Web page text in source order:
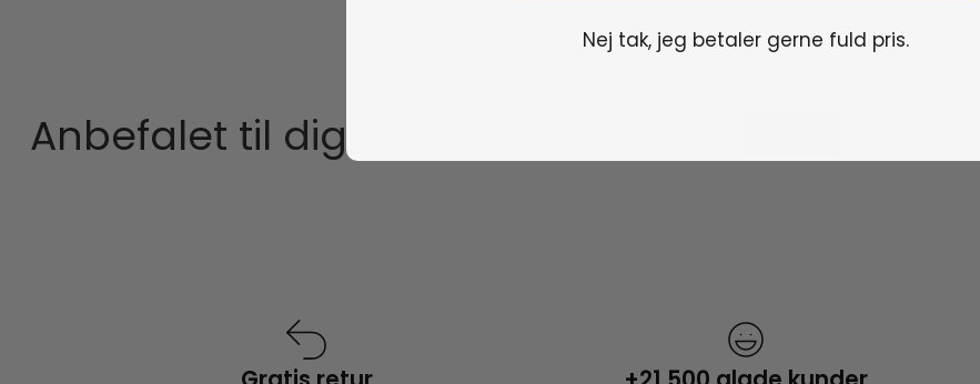
Anbefalet til dig
Nej tak, jeg betaler gerne fuld pris.